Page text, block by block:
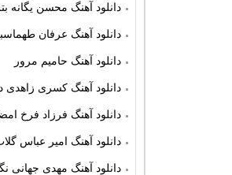
دانلود آهنگ محسن یگانه
دانلود آهنگ عرفان
دانلود آهنگ حامیم مرور
دانلود آهنگ کسری
دانلود آهنگ فرزاد فرخ
دانلود آهنگ امیر عباس
دانلود آهنگ مهدی جهانی